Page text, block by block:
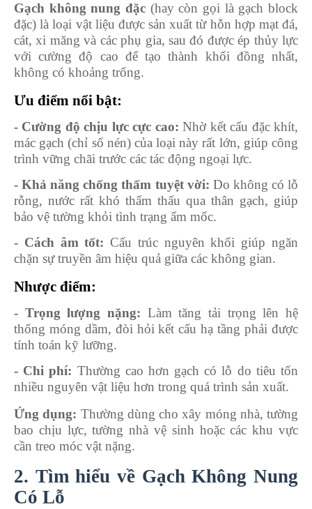
Gạch không nung đặc (hay còn gọi là gạch block
đặc) là loại vật liệu được sản xuất từ hỗn hợp mạt đá,
cát, xi măng và các phụ gia, sau đó được ép thủy lực
với cường độ cao để tạo thành khối đồng nhất,
không có khoảng trống.
Ưu điểm nổi bật:
- Cường độ chịu lực cực cao: Nhờ kết cấu đặc khít,
mác gạch (chỉ số nén) của loại này rất lớn, giúp công
trình vững chãi trước các tác động ngoại lực.
- Khả năng chống thấm tuyệt vời: Do không có lỗ
rỗng, nước rất khó thẩm thấu qua thân gạch, giúp
bảo vệ tường khỏi tình trạng ẩm mốc.
- Cách âm tốt: Cấu trúc nguyên khối giúp ngăn
chặn sự truyền âm hiệu quả giữa các không gian.
Nhược điểm:
- Trọng lượng nặng: Làm tăng tải trọng lên hệ
thống móng dầm, đòi hỏi kết cấu hạ tầng phải được
tính toán kỹ lưỡng.
- Chi phí: Thường cao hơn gạch có lỗ do tiêu tốn
nhiều nguyên vật liệu hơn trong quá trình sản xuất.
Ứng dụng: Thường dùng cho xây móng nhà, tường
bao chịu lực, tường nhà vệ sinh hoặc các khu vực
cần treo móc vật nặng.
2. Tìm hiểu về Gạch Không Nung
Có Lỗ